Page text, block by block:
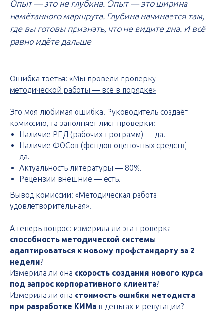
Опыт — это не глубина. Опыт — это ширина
намётанного маршрута. Глубина начинается там,
где вы готовы признать, что не видите дна. И всё
равно идёте дальше
Ошибка третья: «Мы провели проверку
методической работы — всё в порядке»
Это моя любимая ошибка. Руководитель создаёт
комиссию, та заполняет лист проверки:
Наличие РПД (рабочих программ) — да.
Наличие ФОСов (фондов оценочных средств) —
да.
Актуальность литературы — 80%.
Рецензии внешние — есть.
Вывод комиссии: «Методическая работа
удовлетворительная».
А теперь вопрос: измерила ли эта проверка
способность методической системы
адаптироваться к новому профстандарту за 2
недели?
Измерила ли она скорость создания нового курса
под запрос корпоративного клиента?
Измерила ли она стоимость ошибки методиста
при разработке КИМа в деньгах и репутации?